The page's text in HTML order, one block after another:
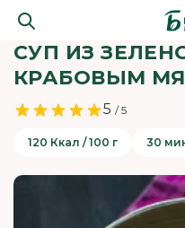
СУП ИЗ
КРАБОВЫМ
5 / 5
120 Ккал / 100 г 30